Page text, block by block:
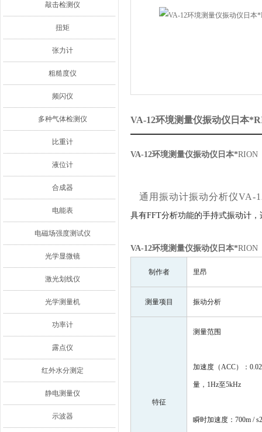
敲击检测仪
扭矩
张力计
粗糙度仪
频闪仪
多种气体检测仪
比重计
液位计
合成器
电能表
电磁场强度测试仪
光学显微镜
激光划线仪
光学测量机
功率计
露点仪
红外水分测定
静电测量仪
示波器
VA-12环境测量仪振动仪日本
VA-12环境测量仪振动仪日本*RION
通用振动计振动分析仪VA-
具有FFT分析功能的手持式振动计
VA-12环境测量仪振动仪日本*RION
制作者 里昂
测量项目 振动分析
特征
测量范围
加速度（ACC）：
量，1Hz至5kHz
瞬时加速度：700m /